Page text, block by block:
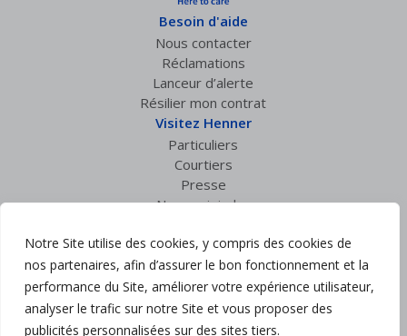
Notre Site utilise des cookies, y compris des cookies de
nos partenaires, afin d’assurer le bon fonctionnement et la
performance du Site, améliorer votre expérience utilisateur,
analyser le trafic sur notre Site et vous proposer des
publicités personnalisées sur des sites tiers.
Besoin d'aide
Nous contacter
Réclamations
Lanceur d’alerte
Résilier mon contrat
Visitez Henner
Particuliers
Courtiers
Presse
Nous rejoindre
Accès courtiers
Suivez nous :